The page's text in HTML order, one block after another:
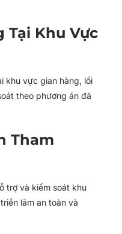
Tại Khu Vực
khu vực gian hàng, lối
theo phương án đã
Tham
trợ và kiểm soát khu
lãm an toàn và